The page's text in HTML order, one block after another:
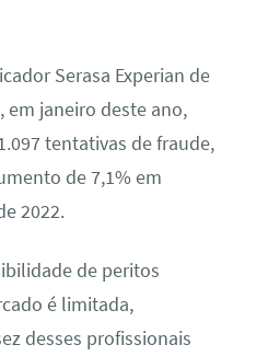
Serasa Experian de
em janeiro deste ano,
tentativas de fraude,
de 7,1% em
2022.
de peritos
é limitada,
desses profissionais